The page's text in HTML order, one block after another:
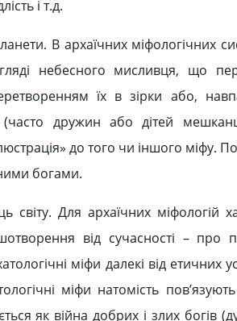
і т.д.
В архаїчних міфологічних
небесного мисливця, що
їх в зірки або,
дружин або дітей
до того чи іншого міфу.
богами.
світу. Для архаїчних
від сучасності –
міфи далекі від етичних
міфи натомість
як війна добрих і злих богів